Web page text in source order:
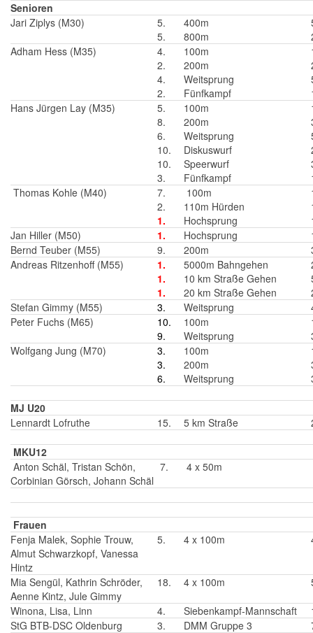
Senioren
Jari Ziplys (M30)
5.
5.
400m
800m
Adham Hess (M35)
4.
2.
4.
2.
100m
200m
Weitsprung
Fünfkampf
Hans Jürgen Lay (M35)
5.
8.
6.
10.
10.
3.
100m
200m
Weitsprung
Diskuswurf
Speerwurf
Fünfkampf
Thomas Kohle (M40)
7.
2.
1.
100m
110m Hürden
Hochsprung
Jan Hiller (M50)
1. Hochsprung
Bernd Teuber (M55)
9. 200m
Andreas Ritzenhoff (M55)
1.
1.
1.
5000m Bahngehen
10 km Straße Gehen
20 km Straße Gehen
Stefan Gimmy (M55)
3. Weitsprung
Peter Fuchs (M65)
10.
9.
100m
Weitsprung
Wolfgang Jung (M70)
3.
3.
6.
100m
200m
Weitsprung
MJ U20
Lennardt Lofruthe
15. 5 km Straße
MKU12
Anton Schäl, Tristan Schön,
Corbinian Görsch, Johann Schäl
7. 4 x 50m
Frauen
Fenja Malek, Sophie Trouw,
Almut Schwarzkopf, Vanessa
Hintz
5. 4 x 100m
Mia Sengül, Kathrin Schröder,
Aenne Kintz, Jule Gimmy
18. 4 x 100m
Winona, Lisa, Linn 4. Siebenkampf-Mannschaft
StG BTB-DSC Oldenburg
3. DMM Gruppe 3